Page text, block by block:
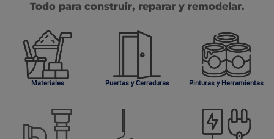
Todo para construir, reparar y remodelar.
Materiales Puertas y Cerraduras Pinturas y Herramientas